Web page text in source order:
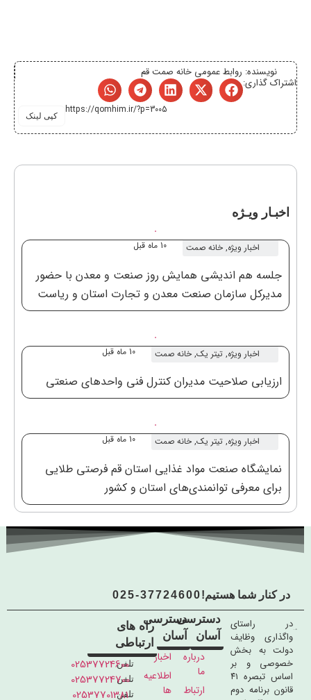
نویسنده: روابط عمومی خانه صمت قم
اشتراک گذاری:
کپی لینک https://qomhim.ir/?p=3005
اخبـار ویـژه
اخبار ویژه, خانه صمت 10 ماه قبل
جلسه هم اندیشی همایش روز صنعت و معدن با حضور
مدیرکل سازمان صنعت معدن و تجارت استان و ریاست
خانه صنعت معدن و تجارت استان قم
اخبار ویژه, تیتر یک, خانه صمت 10 ماه قبل
ارزیابی صلاحیت مدیران کنترل فنی واحدهای صنعتی
اخبار ویژه, تیتر یک, خانه صمت 10 ماه قبل
نمایشگاه صنعت مواد غذایی استان قم فرصتی طلایی
برای معرفی توانمندی‌های استان و کشور
در کنار شما هستیم!025-37724600
در راستای
واگذاری وظایف
دولت به بخش
خصوصی و بر
اساس تبصره ۴۱
قانون برنامه دوم
دسترسی
آسان
درباره
ما
ارتباط
دسترسی
آسان
اخبار
اطلاعیه
ها
راه های
ارتباطی
تلفن
02537724600
تلفن
02537724700
تلفن
02537701381